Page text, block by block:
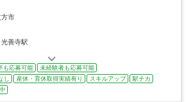
方市
善寺駅
も応募可能
未経験者も応募可能
し
産休・育休取得実績有り スキルアップ
駅チカ